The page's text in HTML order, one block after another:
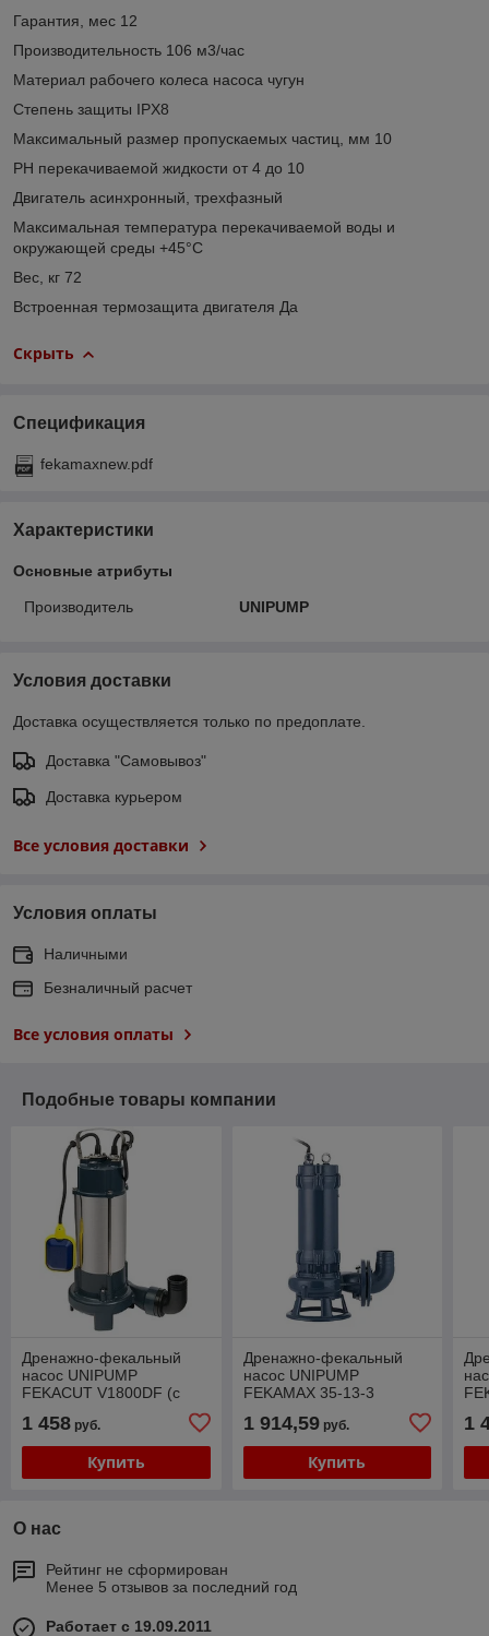
Гарантия, мес 12
Производительность 106 м3/час
Материал рабочего колеса насоса чугун
Степень защиты IPX8
Максимальный размер пропускаемых частиц, мм 10
PH перекачиваемой жидкости от 4 до 10
Двигатель асинхронный, трехфазный
Максимальная температура перекачиваемой воды и
окружающей среды +45°С
Вес, кг 72
Встроенная термозащита двигателя Да
Скрыть
Спецификация
fekamaxnew.pdf
Характеристики
Основные атрибуты
Производитель UNIPUMP
Условия доставки
Доставка осуществляется только по предоплате.
Доставка "Самовывоз"
Доставка курьером
Все условия доставки
Условия оплаты
Наличными
Безналичный расчет
Все условия оплаты
Подобные товары компании
Дренажно-фекальный
насос UNIPUMP
FEKACUT V1800DF (с
1 458 руб.
Купить
Дренажно-фекальный
насос UNIPUMP
FEKAMAX 35-13-3
1 914,59руб.
Купить
1
О нас
Рейтинг не сформирован
Менее 5 отзывов за последний год
Работает с 19.09.2011